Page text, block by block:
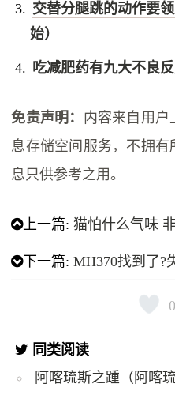
交替分腿跳的动作要
始）
吃减肥药有九大不良
免责声明： 内容来自用户
息存储空间服务，不拥
息只供参考之用。
上一篇:猫怕什么气味
下一篇:MH370找到了?
0
同类阅读
阿喀琉斯之踵（阿喀